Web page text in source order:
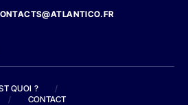
QUOI ?
/
/ CONTACT